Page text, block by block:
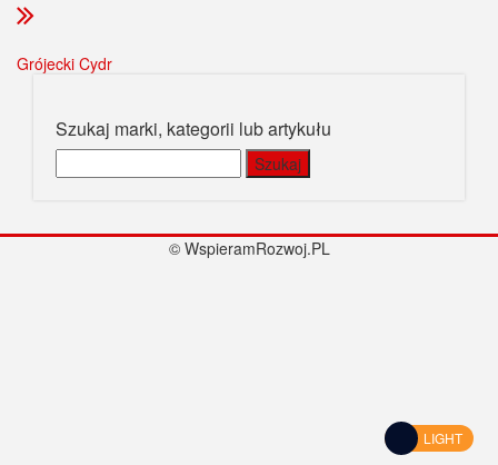
Grójecki Cydr
Szukaj marki, kategorii lub artykułu
© WspieramRozwoj.PL
LIGHT